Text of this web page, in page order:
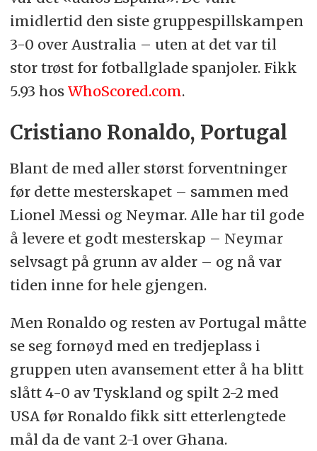
imidlertid den siste gruppespillskampen
3-0 over Australia – uten at det var til
stor trøst for fotballglade spanjoler. Fikk
5.93 hos WhoScored.com.
Cristiano Ronaldo, Portugal
Blant de med aller størst forventninger
før dette mesterskapet – sammen med
Lionel Messi og Neymar. Alle har til gode
å levere et godt mesterskap – Neymar
selvsagt på grunn av alder – og nå var
tiden inne for hele gjengen.
Men Ronaldo og resten av Portugal måtte
se seg fornøyd med en tredjeplass i
gruppen uten avansement etter å ha blitt
slått 4-0 av Tyskland og spilt 2-2 med
USA før Ronaldo fikk sitt etterlengtede
mål da de vant 2-1 over Ghana.